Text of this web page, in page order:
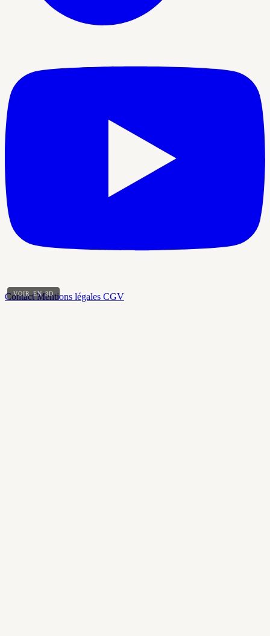
VOIR EN 3D
ContactMentions légales CGV